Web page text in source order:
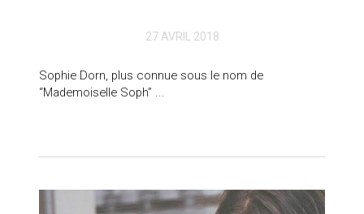
27 AVRIL 2018
Sophie Dorn, plus connue sous le nom de
“Mademoiselle Soph” ...